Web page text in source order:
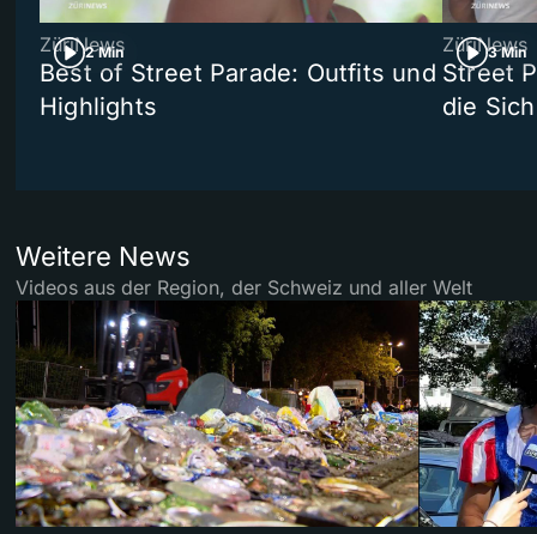
2 Min
ZüriNews
Best of Street Parade: Outfits und
Highlights
3 Min
ZüriNews
Street
die
Weitere News
Videos aus der Region, der Schweiz und aller Welt